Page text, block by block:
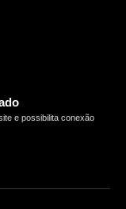
e possibilita conexão